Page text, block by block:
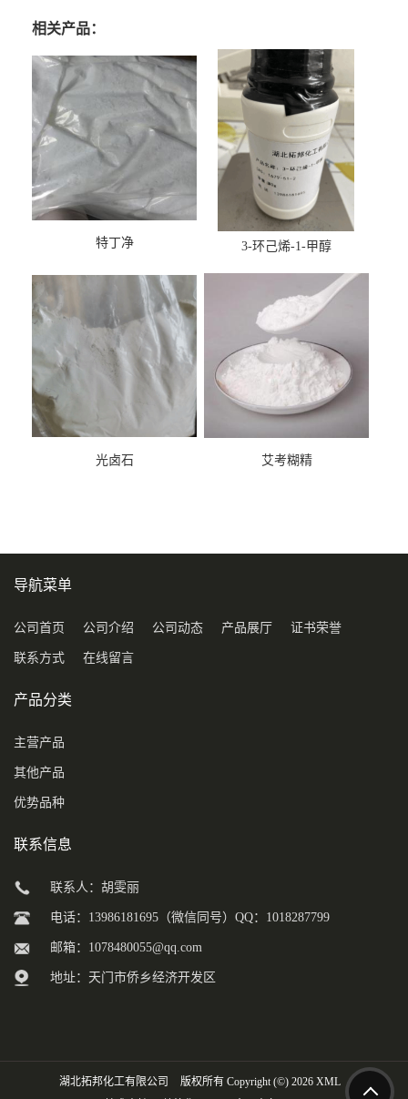
相关产品：
特丁净 3-环己烯-1-甲醇
光卤石 艾考糊精
导航菜单
公司首页 公司介绍 公司动态 产品展厅 证书荣誉
联系方式 在线留言
产品分类
主营产品
其他产品
优势品种
联系信息
联系人：胡雯丽
电话：13986181695（微信同号）QQ：1018287799
邮箱： 1078480055@qq.com
地址：天门市侨乡经济开发区
湖北拓邦化工有限公司 版权所有 Copyright (©) 2026 XML